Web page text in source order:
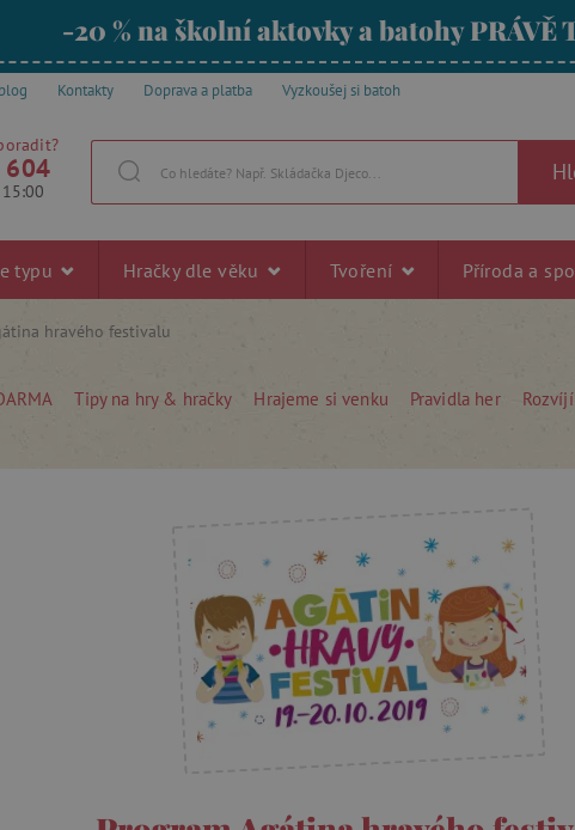
-20 % na školní aktovky a batohy PRÁVĚ
Kontakty Doprava a platba Vyzkoušej si batoh
604
15:00
typu Hračky dle věku Tvoření Příroda a
hravého festivalu
Tipy na hry & hračky Hrajeme si venku Pravidla her